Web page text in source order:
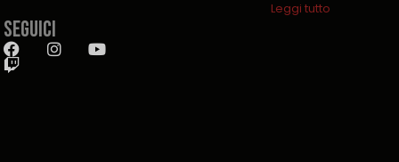
Seguici
Leggi tutto